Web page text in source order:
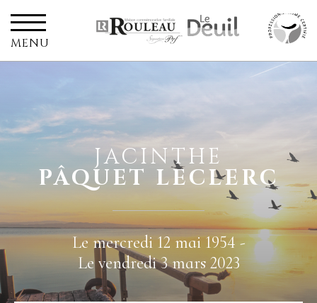
MENU
JACINTHE
PÂQUET LECLERC
Le mercredi 12 mai 1954 -
Le vendredi 3 mars 2023